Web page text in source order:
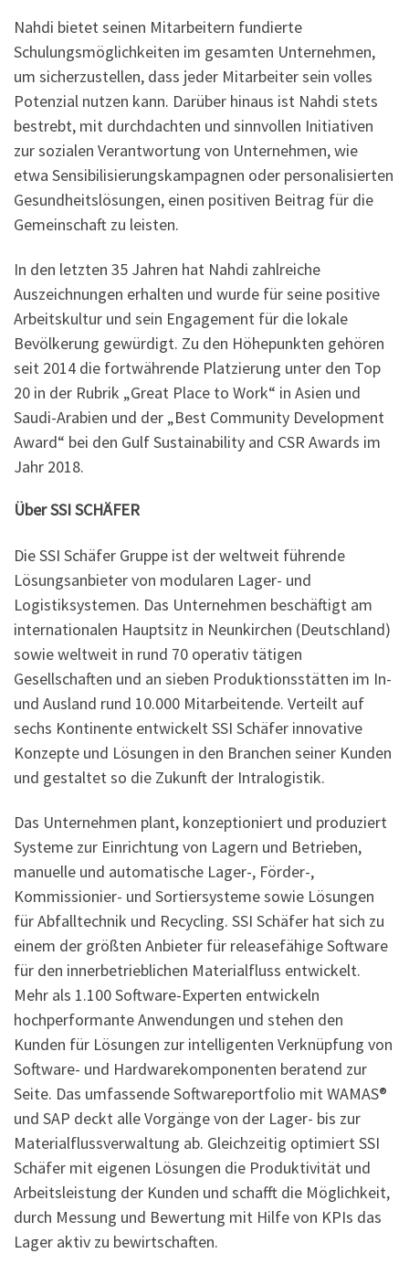
Nahdi bietet seinen Mitarbeitern fundierte
Schulungsmöglichkeiten im gesamten Unternehmen,
um sicherzustellen, dass jeder Mitarbeiter sein volles
Potenzial nutzen kann. Darüber hinaus ist Nahdi stets
bestrebt, mit durchdachten und sinnvollen Initiativen
zur sozialen Verantwortung von Unternehmen, wie
etwa Sensibilisierungskampagnen oder personalisierten
Gesundheitslösungen, einen positiven Beitrag für die
Gemeinschaft zu leisten.
In den letzten 35 Jahren hat Nahdi zahlreiche
Auszeichnungen erhalten und wurde für seine positive
Arbeitskultur und sein Engagement für die lokale
Bevölkerung gewürdigt. Zu den Höhepunkten gehören
seit 2014 die fortwährende Platzierung unter den Top
20 in der Rubrik „Great Place to Work“ in Asien und
Saudi-Arabien und der „Best Community Development
Award“ bei den Gulf Sustainability and CSR Awards im
Jahr 2018.
Über SSI SCHÄFER
Die SSI Schäfer Gruppe ist der weltweit führende
Lösungsanbieter von modularen Lager- und
Logistiksystemen. Das Unternehmen beschäftigt am
internationalen Hauptsitz in Neunkirchen (Deutschland)
sowie weltweit in rund 70 operativ tätigen
Gesellschaften und an sieben Produktionsstätten im In-
und Ausland rund 10.000 Mitarbeitende. Verteilt auf
sechs Kontinente entwickelt SSI Schäfer innovative
Konzepte und Lösungen in den Branchen seiner Kunden
und gestaltet so die Zukunft der Intralogistik.
Das Unternehmen plant, konzeptioniert und produziert
Systeme zur Einrichtung von Lagern und Betrieben,
manuelle und automatische Lager-, Förder-,
Kommissionier- und Sortiersysteme sowie Lösungen
für Abfalltechnik und Recycling. SSI Schäfer hat sich zu
einem der größten Anbieter für releasefähige Software
für den innerbetrieblichen Materialfluss entwickelt.
Mehr als 1.100 Software-Experten entwickeln
hochperformante Anwendungen und stehen den
Kunden für Lösungen zur intelligenten Verknüpfung von
Software- und Hardwarekomponenten beratend zur
Seite. Das umfassende Softwareportfolio mit WAMAS®
und SAP deckt alle Vorgänge von der Lager- bis zur
Materialflussverwaltung ab. Gleichzeitig optimiert SSI
Schäfer mit eigenen Lösungen die Produktivität und
Arbeitsleistung der Kunden und schafft die Möglichkeit,
durch Messung und Bewertung mit Hilfe von KPIs das
Lager aktiv zu bewirtschaften.